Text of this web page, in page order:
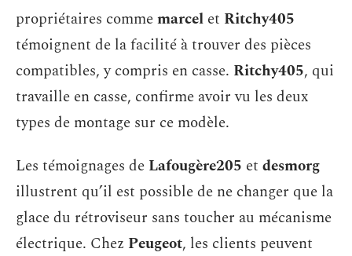
propriétaires commemarcel et Ritchy405
témoignent de la facilité à trouver des pièces
compatibles, y compris en casse. Ritchy405, qui
travaille en casse, confirme avoir vu les deux
types de montage sur ce modèle.
Les témoignages de Lafougère205 et desmorg
illustrent qu’il est possible de ne changer que la
glace du rétroviseur sans toucher au mécanisme
électrique. Chez Peugeot, les clients peuvent